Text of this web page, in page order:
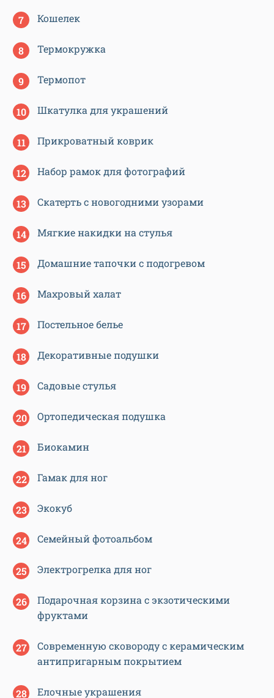
Кошелек
Термокружка
Термопот
Шкатулка для украшений
Прикроватный коврик
Набор рамок для фотографий
Скатерть с новогодними узорами
Мягкие накидки на стулья
Домашние тапочки с подогревом
Махровый халат
Постельное белье
Декоративные подушки
Садовые стулья
Ортопедическая подушка
Биокамин
Гамак для ног
Экокуб
Семейный фотоальбом
Электрогрелка для ног
Подарочная корзина с экзотическими
фруктами
Современную сковороду с керамическим
антипригарным покрытием
Елочные украшения